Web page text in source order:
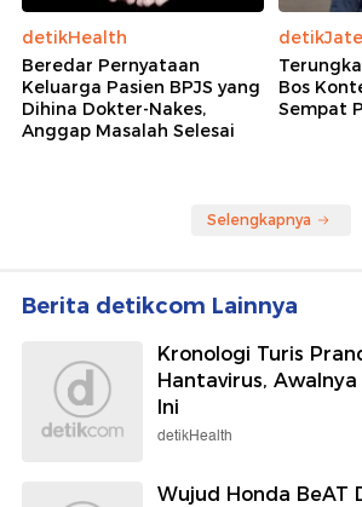
detikHealth
Beredar Pernyataan
Keluarga Pasien BPJS yang
Dihina Dokter-Nakes,
Anggap Masalah Selesai
Bos
Sempat
Selengkapnya
Berita detikcom Lainnya
Kronologi Turis
Hantavirus, Awalnya
Ini
detikHealth
Wujud Honda BeAT